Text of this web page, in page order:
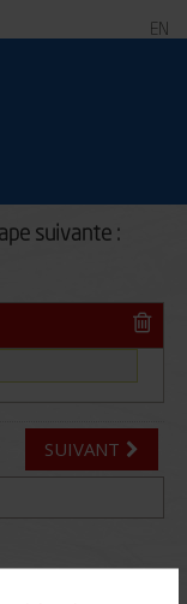
EN
suivante :
SUIVANT